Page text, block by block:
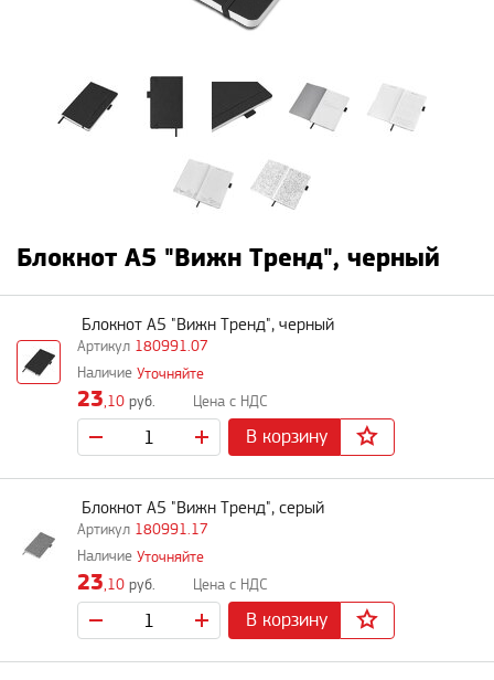
Блокнот A5 "Вижн Тренд", черный
180991.07
Блокнот A5 "Вижн Тренд", черный
Уточняйте
23,10 руб.
В корзину
180991.17
Блокнот A5 "Вижн Тренд", серый
Уточняйте
23,10 руб.
В корзину